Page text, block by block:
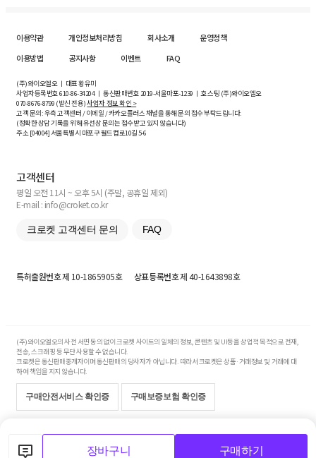
장바구니 구매하기
이용약관 개인정보처리방침 회사소개
운영정책
이용방법
공지사항 이벤트 FAQ
(주)와이오엘오 ㅣ 대표 황유미
사업자등록번호610-86-34204ㅣ 통신판매번호 2019-서울마포-1239 ㅣ 호스팅 (주)와이오엘오
070-8676-8799 (발신 전용)사업자 정보 확인 >
고객 문의: 우측 고객센터 / 이메일 / 카카오플러스 채널을 통해 문의 접수 부탁드립니다.
(정확한 상담 기록을 위해 유선상 문의는 접수받고 있지 않습니다)
주소 [04004] 서울특별시 마포구 월드컵로10길5-6
고객센터
평일 오전 11시 ~ 오후 5시 (주말, 공휴일 제외)
E-mail : info@croket.co.kr
크로켓 고객센터 문의 FAQ
특허출원번호제 10-1865905호 상표등록번호제 40-1643898호
(주)와이오엘오의 사전 서면 동의 없이 크로켓 사이트의 일체의 정보, 콘텐츠 및 UI등을 상업적 목적으로 전재,
전송, 스크래핑 등 무단 사용할 수 없습니다.
크로켓은 통신판매중개자이며 통신판매의 당사자가 아닙니다. 따라서 크로켓은 상품·거래정보 및 거래에 대
하여 책임을 지지 않습니다.
구매안전서비스 확인증 구매보증보험 확인증